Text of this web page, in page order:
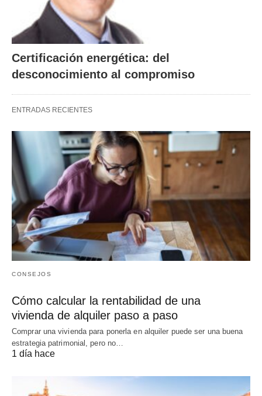
Certificación energética: del
desconocimiento al compromiso
ENTRADAS RECIENTES
CONSEJOS
Cómo calcular la rentabilidad de una
vivienda de alquiler paso a paso
Comprar una vivienda para ponerla en alquiler puede ser una buena
estrategia patrimonial, pero no…
1 día hace